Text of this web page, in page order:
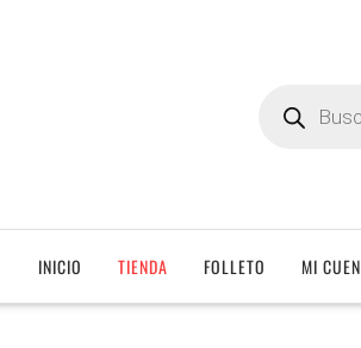
productos
INICIO TIENDA FOLLETO MI